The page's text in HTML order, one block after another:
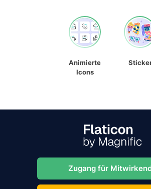
Animierte
Icons
Zugang für